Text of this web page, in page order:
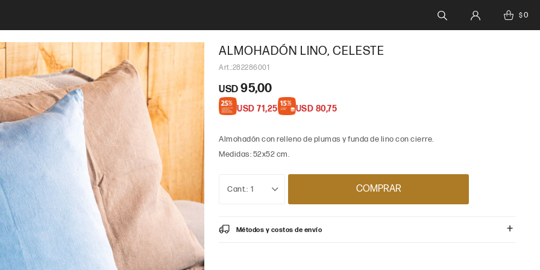
$0
ALMOHADÓN LINO, CELESTE
282286001
USD 95,00
USD 71,25 USD 80,75
Almohadón con relleno de plumas y funda de lino con cierre.
Medidas: 52x52 cm.
1 COMPRAR
Métodos y costos de envío